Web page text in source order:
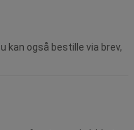
kan også bestille via brev,